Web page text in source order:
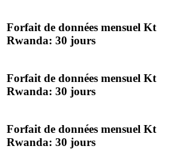
Forfait de données mensuel Kt
Rwanda: 30 jours
Forfait de données mensuel Kt
Rwanda: 30 jours
Forfait de données mensuel Kt
Rwanda: 30 jours